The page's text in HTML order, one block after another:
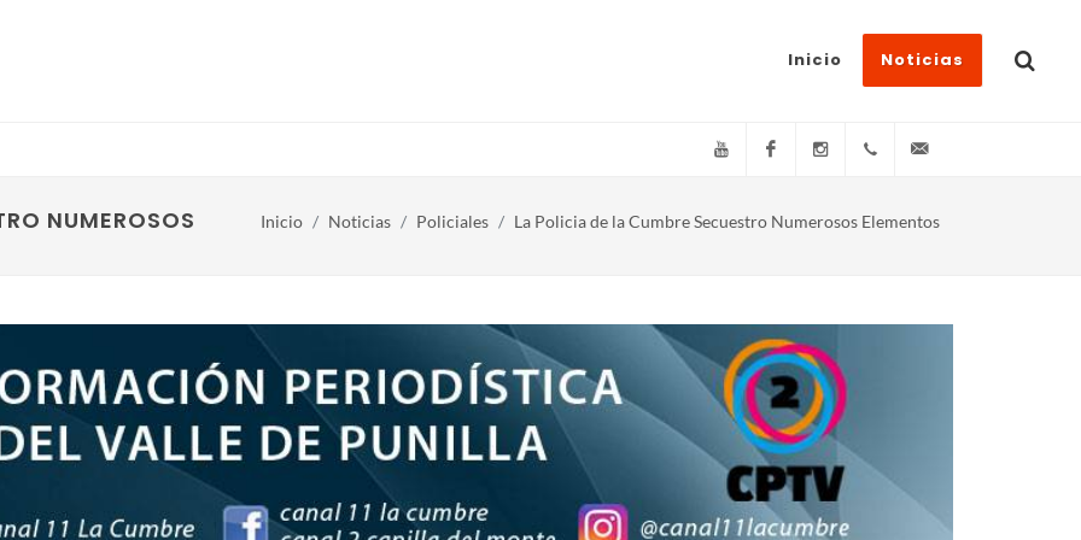
Inicio Noticias
YouTube FacebookInstagram(+54)(9)3548-576073
NUMEROSOS ELEMENTOS
Inicio Noticias Policiales La Policia de la Cumbre Secuestro Numerosos Elementos